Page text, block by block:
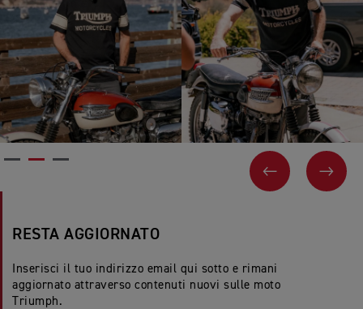
PRECEDENTE
RESTA AGGIORNATO
Inserisci il tuo indirizzo email qui sotto e rimani
aggiornato attraverso contenuti nuovi sulle moto
Triumph.